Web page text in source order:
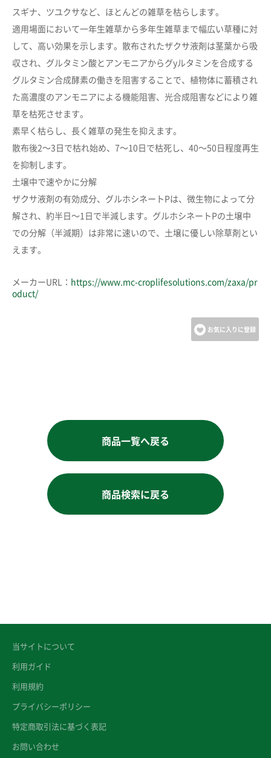
カートに追加しました。
スギナ、ツユクサなど、ほとんどの雑草を枯らします。
適用場面において一年生雑草から多年生雑草まで幅広い草種に対
して、高い効果を示します。散布されたザクサ液剤は茎葉から吸
収され、グルタミン酸とアンモニアからグyルタミンを合成する
グルタミン合成酵素の働きを阻害することで、植物体に蓄積され
た高濃度のアンモニアによる機能阻害、光合成阻害などにより雑
草を枯死させます。
素早く枯らし、長く雑草の発生を抑えます。
散布後2～3日で枯れ始め、7～10日で枯死し、40～50日程度再生
を抑制します。
土壌中で速やかに分解
ザクサ液剤の有効成分、グルホシネートPは、微生物によって分
解され、約半日～1日で半減します。グルホシネートPの土壌中
での分解（半減期）は非常に速いので、土壌に優しい除草剤とい
えます。
メーカーURL： https://www.mc-croplifesolutions.com/zaxa/pr
oduct/
お気に入りに登録
商品一覧へ戻る
商品検索に戻る
当サイトについて
利用ガイド
利用規約
プライバシーポリシー
特定商取引法に基づく表記
お問い合わせ